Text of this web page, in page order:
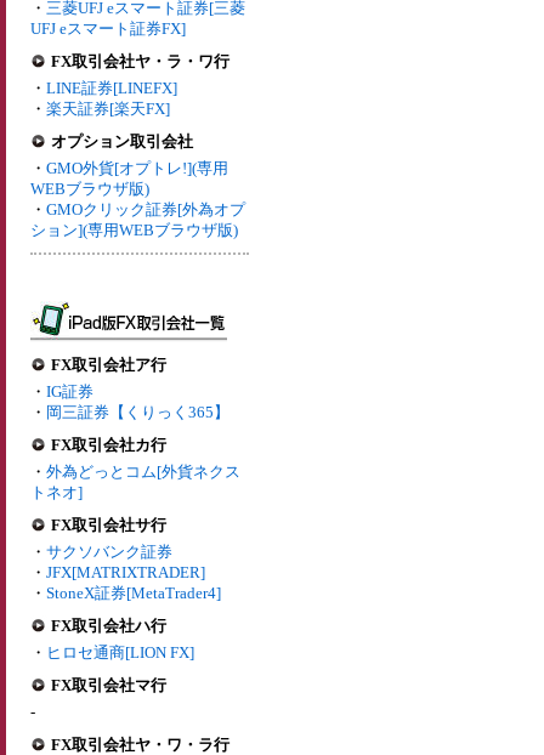
・ 三菱UFJ eスマート証券[三菱
UFJ eスマート証券FX]
FX取引会社ヤ・ラ・ワ行
・ LINE証券[LINEFX]
・ 楽天証券[楽天FX]
オプション取引会社
・ GMO外貨[オプトレ!](専用
WEBブラウザ版)
・ GMOクリック証券[外為オプ
ション](専用WEBブラウザ版)
FX取引会社ア行
・ IG証券
・ 岡三証券【くりっく365】
FX取引会社カ行
・ 外為どっとコム[外貨ネクス
トネオ]
FX取引会社サ行
・ サクソバンク証券
・ JFX[MATRIXTRADER]
・ StoneX証券[MetaTrader4]
FX取引会社ハ行
・ ヒロセ通商[LION FX]
FX取引会社マ行
-
FX取引会社ヤ・ワ・ラ行